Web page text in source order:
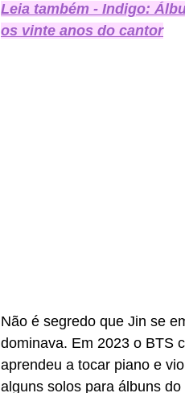
Leia também - Indigo:
os vinte anos do cantor
Não é segredo que Jin se
dominava. Em 2023 o BTS
aprendeu a tocar piano e
alguns solos para álbuns